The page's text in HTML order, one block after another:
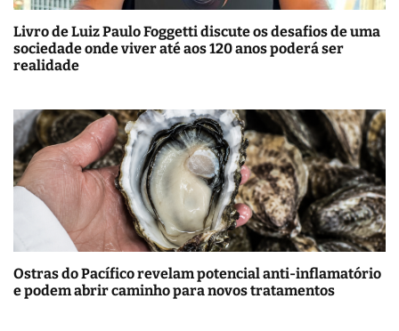
Livro de Luiz Paulo Foggetti discute os desafios de uma
sociedade onde viver até aos 120 anos poderá ser
realidade
Ostras do Pacífico revelam potencial anti-inflamatório
e podem abrir caminho para novos tratamentos